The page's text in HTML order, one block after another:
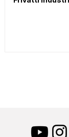
A suinocultura